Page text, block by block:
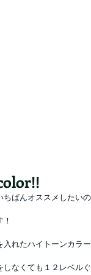
ちばんオススメしたい
入れたハイトーンカラー
しなくても１２レベル